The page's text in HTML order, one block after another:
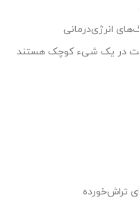
انرژی‌درمانی
در یک شیء کوچک هستند
تراش‌خورده